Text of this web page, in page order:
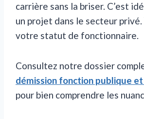
carrière sans la briser. C’est
un projet dans le secteur privé.
votre statut de fonctionnaire.
Consultez notre dossier
démission fonction publique
pour bien comprendre les